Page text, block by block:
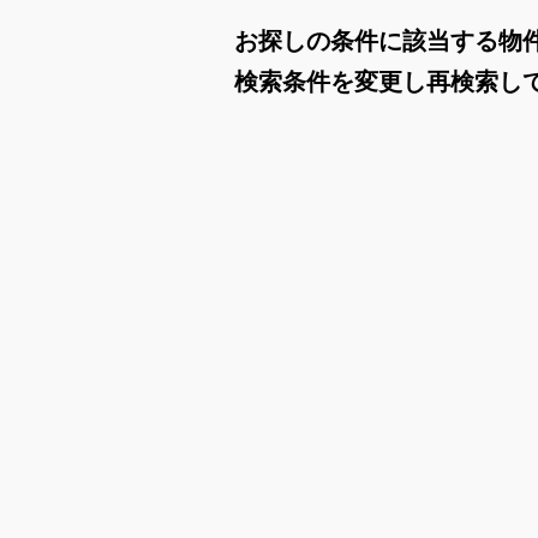
お探しの条件に該当する物
検索条件を変更し再検索し